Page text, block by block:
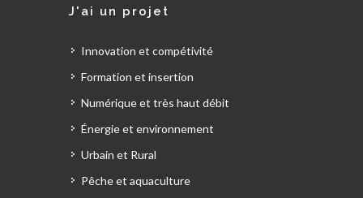
J'ai un projet
Innovation et compétivité
Formation et insertion
Numérique et très haut débit
Énergie et environnement
Urbain et Rural
Pêche et aquaculture